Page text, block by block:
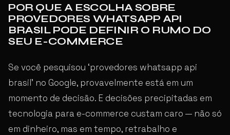
POR QUE A ESCOLHA SOBRE
PROVEDORES WHATSAPP API
BRASIL PODE DEFINIR O RUMO DO
SEU E-COMMERCE
Se você pesquisou ‘provedores whatsapp api
brasil’ no Google, provavelmente está em um
momento de decisão. E decisões precipitadas em
tecnologia para e-commerce custam caro — não só
em dinheiro, mas em tempo, retrabalho e